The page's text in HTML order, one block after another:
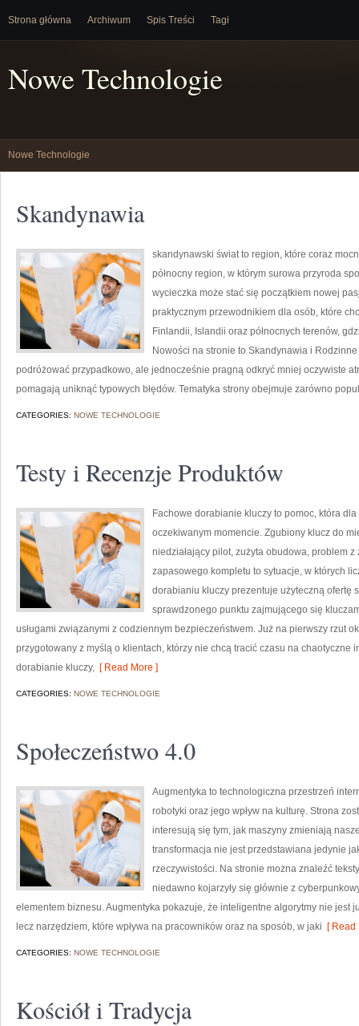
Strona główna Archiwum Spis Treści Tagi
Nowe Technologie
Nowe Technologie
Skandynawia
skandynawski świat to region, które coraz
północny region, w którym surowa przyroda
wycieczka może stać się początkiem nowej
praktycznym przewodnikiem dla osób, które
Finlandii, Islandii oraz północnych terenów,
Nowości na stronie to Skandynawia i
podróżować przypadkowo, ale jednocześnie pragną odkryć mniej oczywiste
pomagają uniknąć typowych błędów. Tematyka strony obejmuje zarówno
CATEGORIES: NOWE TECHNOLOGIE
Testy i Recenzje Produktów
Fachowe dorabianie kluczy to pomoc, która
oczekiwanym momencie. Zgubiony klucz do
niedziałający pilot, zużyta obudowa, problem
zapasowego kompletu to sytuacje, w których
dorabianiu kluczy prezentuje użyteczną ofertę
sprawdzonego punktu zajmującego się
usługami związanymi z codziennym bezpieczeństwem. Już na pierwszy rzut
przygotowany z myślą o klientach, którzy nie chcą tracić czasu na chaotyczne
dorabianie kluczy, [ Read More ]
CATEGORIES: NOWE TECHNOLOGIE
Społeczeństwo 4.0
Augmentyka to technologiczna przestrzeń
robotyki oraz jego wpływ na kulturę. Strona
interesują się tym, jak maszyny zmieniają
transformacja nie jest przedstawiana jedynie
rzeczywistości. Na stronie można znaleźć
niedawno kojarzyły się głównie z
elementem biznesu. Augmentyka pokazuje, że inteligentne algorytmy nie jest
lecz narzędziem, które wpływa na pracowników oraz na sposób, w jaki [ Read
CATEGORIES: NOWE TECHNOLOGIE
Kościół i Tradycja